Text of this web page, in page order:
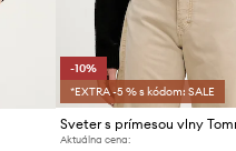
-10%
*EXTRA -5 % s kódom: SALE
Sveter s prímesou vlny
Aktuálna cena: